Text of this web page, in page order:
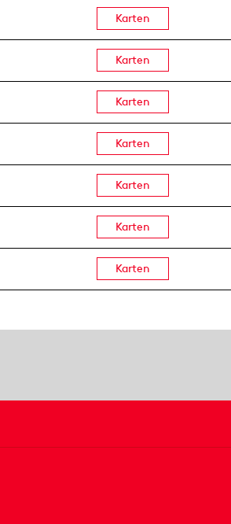
Karten
Karten
Karten
Karten
Karten
Karten
Karten